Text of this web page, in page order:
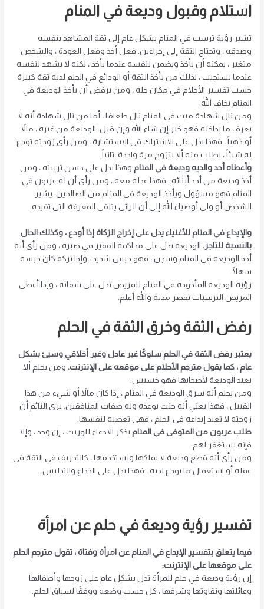
استلام وقبول وديعة في المنام
تشير رؤية ترسب في المنام بشكل عام إلى ثقة المشاهد بنفسه
وصدقه ، وتحتاج الثقة إلى إجراءين. فعل أخذ وفعل العودة ، والشخص
متغير ، يمكنه أن يأخذ ويضمن لنفسه عندما يأخذ ، لكنه لا يشهد لنفسه
عندما يستجيب ، لذلك من يأخذ الثقة أو الودائع في الحلم لديه ثقة كبيرة
حسب تفسير الأحلام في مكان حله ، ومن يرفض أن يأخذ الوديعة في
المنام يخاف الله.
ومن نال شهادة ميت في المنام نال طعامًا ، أما من نال شهادة أنه لا
يعرف ما بداخله فهو خير إن شاء الله وإن قبل. الوديعة من غيره ، مالاً
أو ذهباً ، فهذا يدل على الاشتراك في الاستشارة ، ومن رأى زوجته تودع
له شيئاً ، يطلب منه ألا يتزوج مرة واحدة. ثانياً.
وأعطاه أحد والديه وديعة في المنام وهذا يدل على حسن تربيته ، ومن
أخذ وديعة من أحد أبنائه ، فهذا عدله معه ، ومن رأى أن له عربون في
المنام فهو مسؤول ويأخذ الوديعة في المنام من الصالحين. يشير
الشخص أو ولي أوصياء الله إلى أن الرائي يتلقى المعرفة التي تفيده.
والإيداع في المنام للأغنياء يدل على إخراج الزكاة إذا أودع ، وكذلك الحال
بالنسبة للتاجر. الوديعة تدل على محاكمة الفقير في صبره ، ومن رأى أنه
أخذ الوديعة في المنام وسجن ، فهو حبس شديد ، وإذا تركه كان حبسه
سهلًا.
رؤية الوديعة المأخوذة في المنام للمريض تدل على شفائه ، وإذا أعطى
المريض الترسبات تقصر مدته والله أعلم.
رفض الثقة وخرق الثقة في الحلم
يعتبر رفض الثقة في الحلم سلوكًا غير عادل وغير أخلاقي وسيئ بشكل
عام ، كما يقول مترجم الأحلام على موقعه على الإنترنت. ومن يحلم ألا
يعيد الوديعة لأصحابها فهو خسيس.
ومن يحلم أنه سرق الوديعة في المنام ، إذا كان مالاً أو شيء من هذا
القبيل ، فهذا يعني أنه حنث بوعده وله صفات المنافقين. يرى النائم أن
زوجته لا تعيد إيداعه في الحلم ، فهي تعصيه لنفسها.
طلب عربون من المتوفى في المنام يذكر الادعاء للوريث ، إن وجد ، وإلا
فإنه يستغفر لهم.
ومن رأى أنه قطع وديعة لا يملكها ويستخدمها ، كالتحريف في الثقة في
عمله أو استعمال ما يودع لديه ، فهذا يدل على الخداع والتدليس.
تفسير رؤية وديعة في حلم عن امرأة
فيما يتعلق بتفسير الإيداع في المنام عن امرأة وفتاة ، تقول مترجم الحلم
على موقعها على الإنترنت:
إن رؤية وديعة في حلم للمرأة تدل بشكل عام على زوجها وأطفالها
وعائلتها ونقاوتها وشرفها ، كل حسب وضعه ووفقًا لسياق الحلم.